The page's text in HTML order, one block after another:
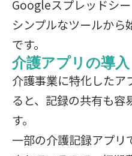
Googleスプレッドシ
シンプルなツールから
です。
介護アプリの導入
介護事業に特化したア
ると、記録の共有も容
す。
一部の介護記録アプリ